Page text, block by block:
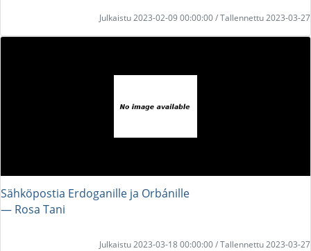
Julkaistu 2023-02-09 00:00:00 / Tallennettu 2023-03-27
Sähköpostia Erdoganille ja Orbánille
― Rosa Tani
Julkaistu 2023-03-18 00:00:00 / Tallennettu 2023-03-27